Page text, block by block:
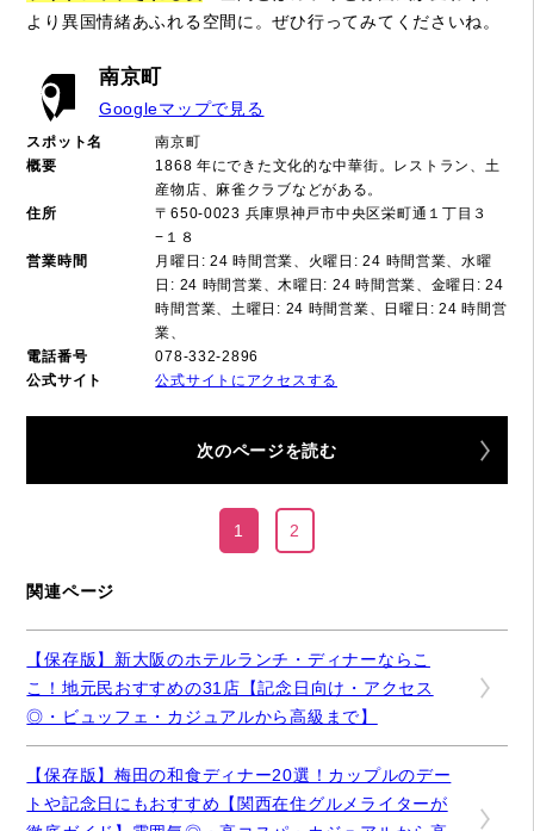
より異国情緒あふれる空間に。ぜひ行ってみてくださいね。
南京町
Googleマップで見る
スポット名
南京町
概要
1868 年にできた文化的な中華街。レストラン、土
産物店、麻雀クラブなどがある。
住所
〒650-0023 兵庫県神戸市中央区栄町通１丁目３
−１８
営業時間
月曜日: 24 時間営業、火曜日: 24 時間営業、水曜
日: 24 時間営業、木曜日: 24 時間営業、金曜日: 24
時間営業、土曜日: 24 時間営業、日曜日: 24 時間営
業、
電話番号
078-332-2896
公式サイト
公式サイトにアクセスする
次のページを読む
1 2
関連ページ
【保存版】新大阪のホテルランチ・ディナーならこ
こ！地元民おすすめの31店【記念日向け・アクセス
◎・ビュッフェ・カジュアルから高級まで】
【保存版】梅田の和食ディナー20選！カップルのデー
トや記念日にもおすすめ【関西在住グルメライターが